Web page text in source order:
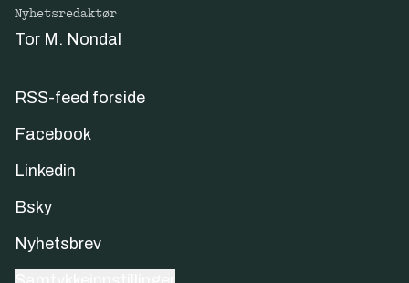
Nyhetsredaktør
Tor M. Nondal
RSS-feed forside
Facebook
Linkedin
Bsky
Nyhetsbrev